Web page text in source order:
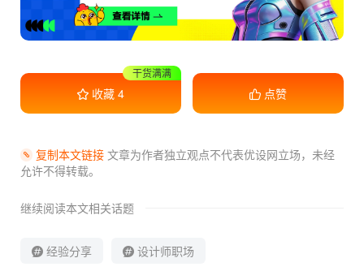
收藏 4
收藏学习
点赞
复制本文链接文章为作者独立观点不代表优设网立场， 未经
允许不得转载。
继续阅读本文相关话题
经验分享 设计师职场